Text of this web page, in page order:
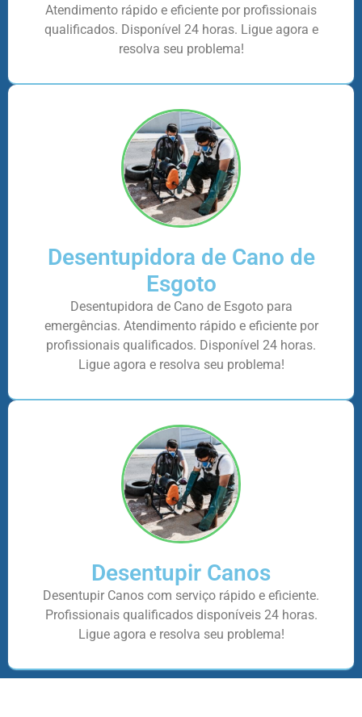
Atendimento rápido e eficiente por profissionais
qualificados. Disponível 24 horas. Ligue agora e
resolva seu problema!
Desentupidora de Cano de
Esgoto
Desentupidora de Cano de Esgoto para
emergências. Atendimento rápido e eficiente por
profissionais qualificados. Disponível 24 horas.
Ligue agora e resolva seu problema!
Desentupir Canos
Desentupir Canos com serviço rápido e eficiente.
Profissionais qualificados disponíveis 24 horas.
Ligue agora e resolva seu problema!